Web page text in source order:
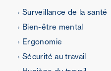
Surveillance de la santé
Bien-être mental
Ergonomie
Sécurité au travail